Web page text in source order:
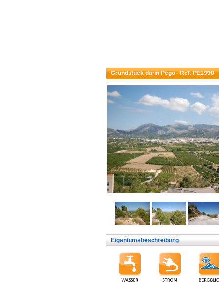
Grundstück darin Pego - Ref. PE1998
Eigentumsbeschreibung